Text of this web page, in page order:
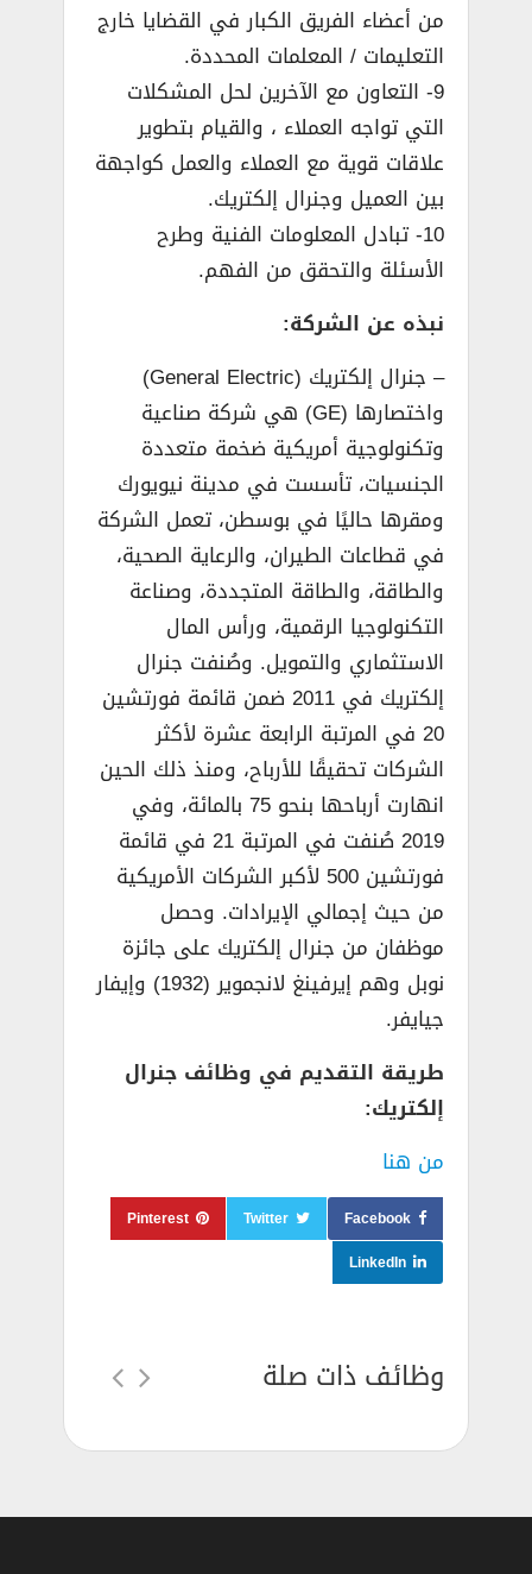
من أعضاء الفريق الكبار في القضايا خارج
التعليمات / المعلمات المحددة.
9- التعاون مع الآخرين لحل المشكلات
التي تواجه العملاء ، والقيام بتطوير
علاقات قوية مع العملاء والعمل كواجهة
بين العميل وجنرال إلكتريك.
10- تبادل المعلومات الفنية وطرح
الأسئلة والتحقق من الفهم.
نبذه عن الشركة:
– جنرال إلكتريك (General Electric)‏
واختصارها (GE) هي شركة صناعية
وتكنولوجية أمريكية ضخمة متعددة
الجنسيات، تأسست في مدينة نيويورك
ومقرها حاليًا في بوسطن، تعمل الشركة
في قطاعات الطيران، والرعاية الصحية،
والطاقة، والطاقة المتجددة، وصناعة
التكنولوجيا الرقمية، ورأس المال
الاستثماري والتمويل. وصُنفت جنرال
إلكتريك في 2011 ضمن قائمة فورتشين
20 في المرتبة الرابعة عشرة لأكثر
الشركات تحقيقًا للأرباح، ومنذ ذلك الحين
انهارت أرباحها بنحو 75 بالمائة، وفي
2019 صُنفت في المرتبة 21 في قائمة
فورتشين 500 لأكبر الشركات الأمريكية
من حيث إجمالي الإيرادات. وحصل
موظفان من جنرال إلكتريك على جائزة
نوبل وهم إيرفينغ لانجموير (1932) وإيفار
جيايفر.
طريقة التقديم في وظائف جنرال
إلكتريك:
من هنا
Facebook
Twitter
Pinterest
LinkedIn
وظائف ذات صلة